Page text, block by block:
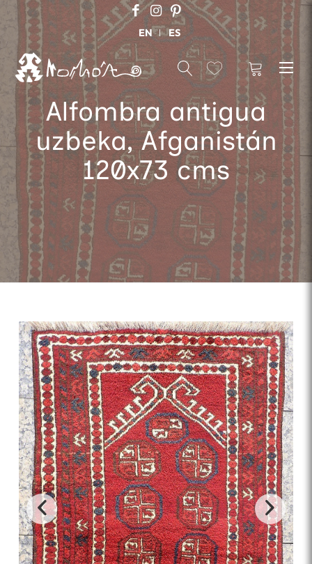
EN ES
Alfombra antigua
uzbeka, Afganistán
120x73 cms